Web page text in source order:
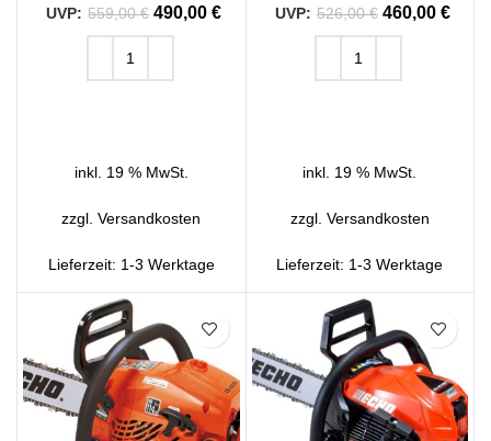
559,00€ 490,00€
inkl. 19 % MwSt.
zzgl.Versandkosten
Lieferzeit: 1-3 Werktage
526,00€ 460,00 €
inkl. 19 % MwSt.
zzgl. Versandkosten
Lieferzeit: 1-3 Werktage